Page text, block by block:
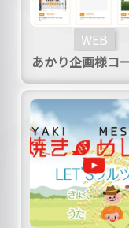
WEB
あかり企画様コ
ートサイト